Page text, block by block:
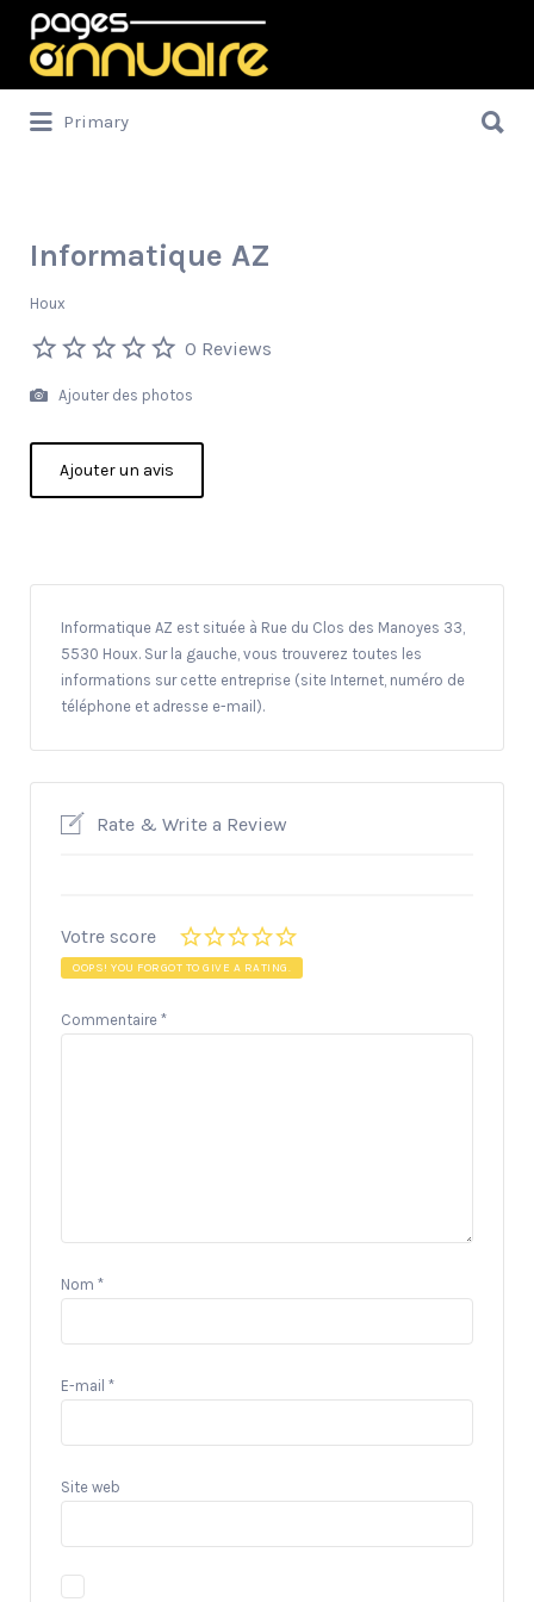
Rechercher:
Primary
Informatique AZ
Houx
0 Reviews
Ajouter des photos
Ajouter un avis
Informatique AZ est située à Rue du Clos des Manoyes 33,
5530 Houx. Sur la gauche, vous trouverez toutes les
informations sur cette entreprise (site Internet, numéro de
téléphone et adresse e-mail).
Rate & Write a Review
Votre score
OOPS! YOU FORGOT TO GIVE A RATING.
Commentaire *
Nom *
E-mail *
Site web